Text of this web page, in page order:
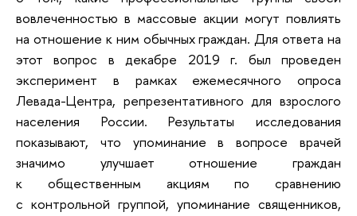
вовлеченностью в массовые акции могут повлиять
на отношение к ним обычных граждан. Для ответа на
этот вопрос в декабре 2019 г. был проведен
эксперимент в рамках ежемесячного опроса
Левада-Центра, репрезентативного для взрослого
населения России. Результаты исследования
показывают, что упоминание в вопросе врачей
значимо улучшает отношение граждан
к общественным акциям по сравнению
с контрольной группой, упоминание священников,